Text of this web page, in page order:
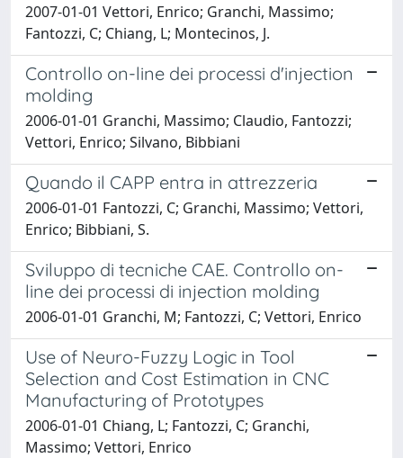
2007-01-01 Vettori, Enrico; Granchi, Massimo;
Fantozzi, C; Chiang, L; Montecinos, J.
Controllo on-line dei processi d'injection
molding
2006-01-01 Granchi, Massimo; Claudio, Fantozzi;
Vettori, Enrico; Silvano, Bibbiani
Quando il CAPP entra in attrezzeria
2006-01-01 Fantozzi, C; Granchi, Massimo; Vettori,
Enrico; Bibbiani, S.
Sviluppo di tecniche CAE. Controllo on-
line dei processi di injection molding
2006-01-01 Granchi, M; Fantozzi, C; Vettori, Enrico
Use of Neuro-Fuzzy Logic in Tool
Selection and Cost Estimation in CNC
Manufacturing of Prototypes
2006-01-01 Chiang, L; Fantozzi, C; Granchi,
Massimo; Vettori, Enrico